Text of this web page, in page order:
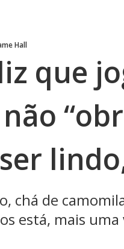
Hall
que
chá de
está, mais uma